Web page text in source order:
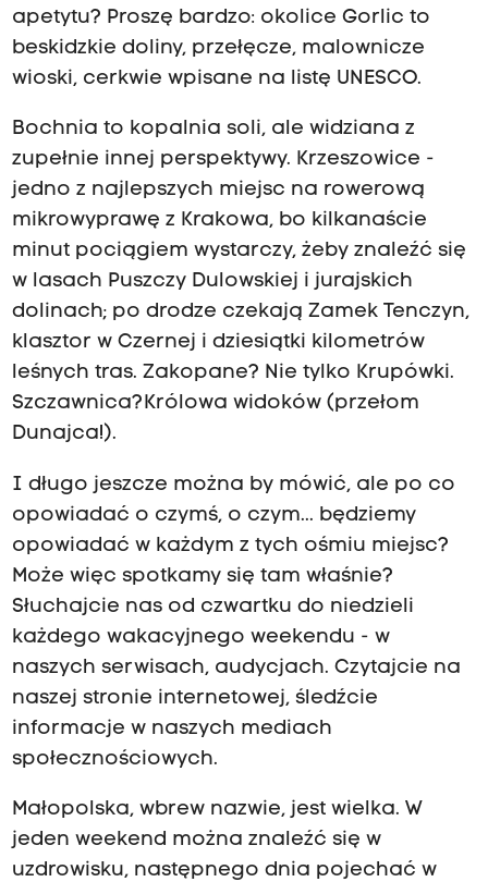
apetytu? Proszę bardzo: okolice Gorlic to
beskidzkie doliny, przełęcze, malownicze
wioski, cerkwie wpisane na listę UNESCO.
Bochnia to kopalnia soli, ale widziana z
zupełnie innej perspektywy. Krzeszowice -
jedno z najlepszych miejsc na rowerową
mikrowyprawę z Krakowa, bo kilkanaście
minut pociągiem wystarczy, żeby znaleźć się
w lasach Puszczy Dulowskiej i jurajskich
dolinach; po drodze czekają Zamek Tenczyn,
klasztor w Czernej i dziesiątki kilometrów
leśnych tras. Zakopane? Nie tylko Krupówki.
Szczawnica? Królowa widoków (przełom
Dunajca!).
I długo jeszcze można by mówić, ale po co
opowiadać o czymś, o czym... będziemy
opowiadać w każdym z tych ośmiu miejsc?
Może więc spotkamy się tam właśnie?
Słuchajcie nas od czwartku do niedzieli
każdego wakacyjnego weekendu - w
naszych serwisach, audycjach. Czytajcie na
naszej stronie internetowej, śledźcie
informacje w naszych mediach
społecznościowych.
Małopolska, wbrew nazwie, jest wielka. W
jeden weekend można znaleźć się w
uzdrowisku, następnego dnia pojechać w